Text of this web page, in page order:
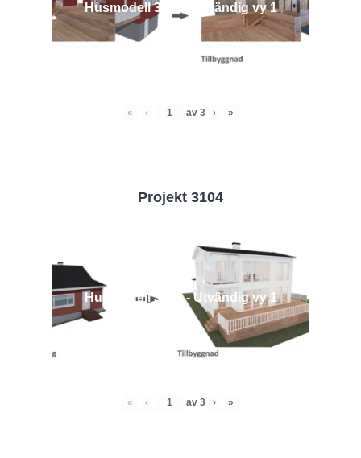
Husmodell 3442 - Utvändig vy 1
« ‹ av 3 › »
Projekt 3104
Husmodell 3104 - Utvändig vy 1
« ‹ av 3 › »